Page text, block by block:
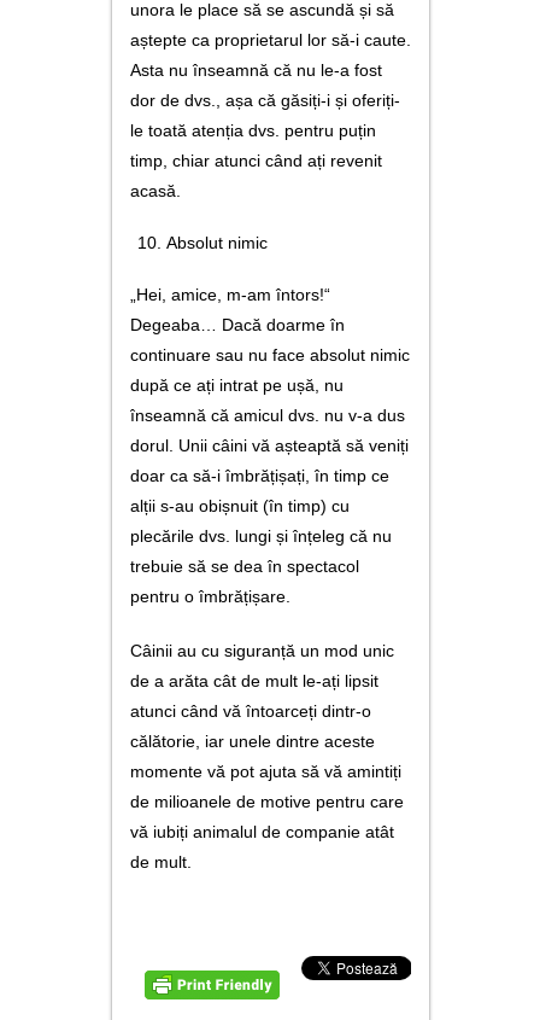
unora le place să se ascundă și să
aștepte ca proprietarul lor să-i caute.
Asta nu înseamnă că nu le-a fost
dor de dvs., așa că găsiți-i și oferiți-
le toată atenția dvs. pentru puțin
timp, chiar atunci când ați revenit
acasă.
Absolut nimic
„Hei, amice, m-am întors!“
Degeaba… Dacă doarme în
continuare sau nu face absolut nimic
după ce ați intrat pe ușă, nu
înseamnă că amicul dvs. nu v-a dus
dorul. Unii câini vă așteaptă să veniți
doar ca să-i îmbrățișați, în timp ce
alții s-au obișnuit (în timp) cu
plecările dvs. lungi și înțeleg că nu
trebuie să se dea în spectacol
pentru o îmbrățișare.
Câinii au cu siguranță un mod unic
de a arăta cât de mult le-ați lipsit
atunci când vă întoarceți dintr-o
călătorie, iar unele dintre aceste
momente vă pot ajuta să vă amintiți
de milioanele de motive pentru care
vă iubiți animalul de companie atât
de mult.